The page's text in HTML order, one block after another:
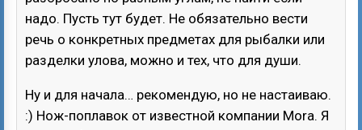
надо. Пусть тут будет. Не обязательно вести
речь о конкретных предметах для рыбалки или
разделки улова, можно и тех, что для души.
Ну и для начала… рекомендую, но не настаиваю.
:) Нож-поплавок от известной компании Mora. Я